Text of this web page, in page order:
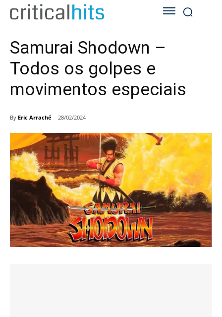
Samurai Shodown –
Todos os golpes e
movimentos especiais
By Eric Arraché 28/02/2024